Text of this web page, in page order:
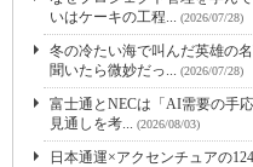
いはケーキの工程... (2026/07/28)
冬の冷たい海で叫んだ英雄の
聞いたら微妙だっ... (2026/07/28)
富士通とNECは「AI需要の手
見通しを考... (2026/08/03)
日本通運×アクセンチュアの